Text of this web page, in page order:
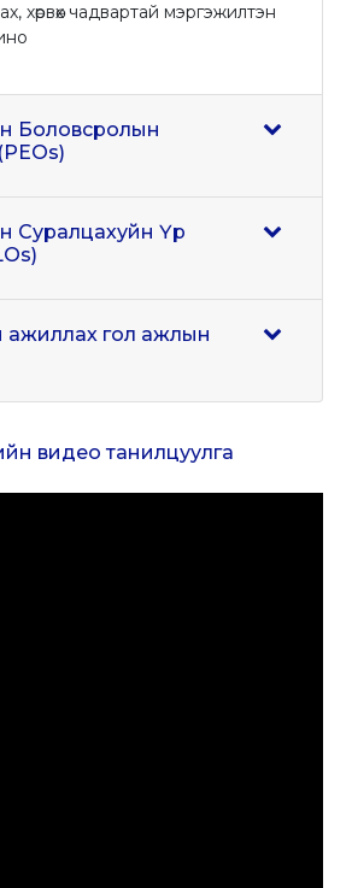
хөрвөх чадвартай мэргэжилтэн
видео танилцуулга